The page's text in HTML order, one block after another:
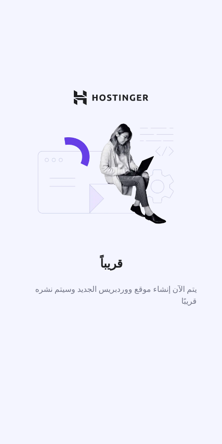
قريباً
يتم الآن إنشاء موقع ووردبريس الجديد وسيتم نشره
قريبًا